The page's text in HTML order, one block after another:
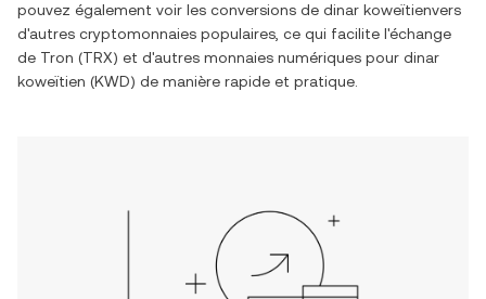
pouvez également voir les conversions de dinar koweïtienvers
d'autres cryptomonnaies populaires, ce qui facilite l'échange
de Tron (TRX) et d'autres monnaies numériques pour dinar
koweïtien (KWD) de manière rapide et pratique.